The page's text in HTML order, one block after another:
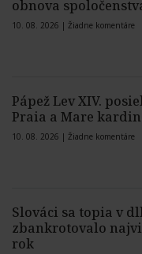
obnova
10. 08. 2026 | Žiadne komentáre
Pápež Lev XIV.
Praia a Mare
10. 08. 2026 | Žiadne komentáre
Slováci sa topia v
zbankrotovalo
rok